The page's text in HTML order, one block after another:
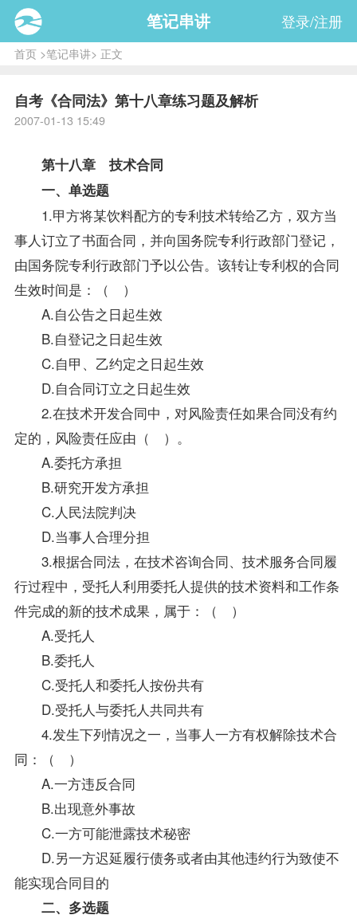
笔记串讲 登录/注册
首页>笔记串讲> 正文
自考《合同法》第十八章练习题及解析
2007-01-13 15:49
第十八章 技术合同
一、单选题
1.甲方将某饮料配方的专利技术转给乙方，双方当
事人订立了书面合同，并向国务院专利行政部门登记，
由国务院专利行政部门予以公告。该转让专利权的合同
生效时间是：（ ）
A.自公告之日起生效
B.自登记之日起生效
C.自甲、乙约定之日起生效
D.自合同订立之日起生效
2.在技术开发合同中，对风险责任如果合同没有约
定的，风险责任应由（ ）。
A.委托方承担
B.研究开发方承担
C.人民法院判决
D.当事人合理分担
3.根据合同法，在技术咨询合同、技术服务合同履
行过程中，受托人利用委托人提供的技术资料和工作条
件完成的新的技术成果，属于：（ ）
A.受托人
B.委托人
C.受托人和委托人按份共有
D.受托人与委托人共同共有
4.发生下列情况之一，当事人一方有权解除技术合
同：（ ）
A.一方违反合同
B.出现意外事故
C.一方可能泄露技术秘密
D.另一方迟延履行债务或者由其他违约行为致使不
能实现合同目的
二、多选题